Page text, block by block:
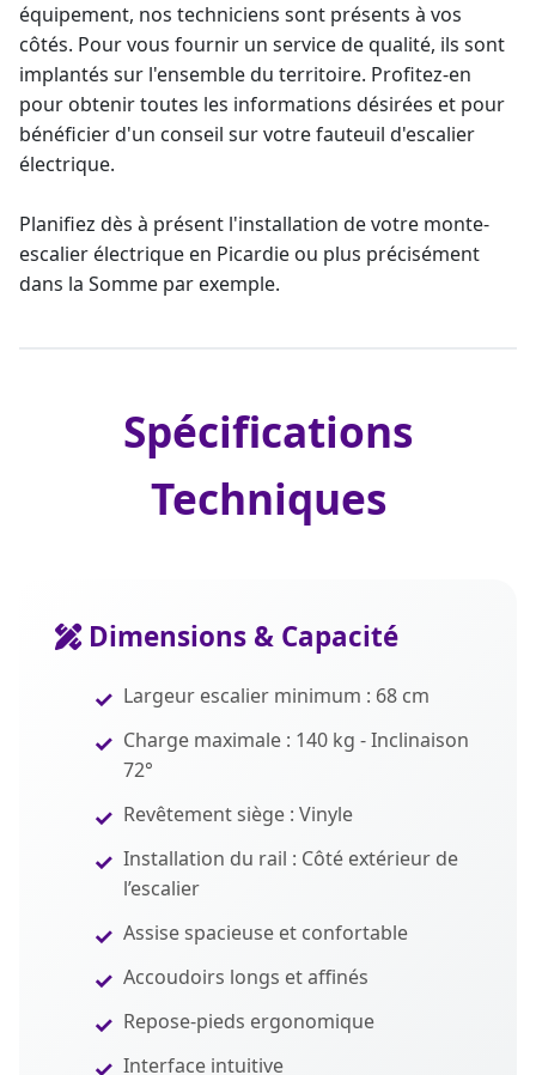
équipement, nos techniciens sont présents à vos
côtés. Pour vous fournir un service de qualité, ils sont
implantés sur l'ensemble du territoire. Profitez-en
pour obtenir toutes les informations désirées et pour
bénéficier d'un conseil sur votre fauteuil d'escalier
électrique.
Planifiez dès à présent l'installation de votre monte-
escalier électrique en Picardie ou plus précisément
dans la Somme par exemple.
Spécifications
Techniques
Dimensions & Capacité
Largeur escalier minimum : 68 cm
Charge maximale : 140 kg - Inclinaison
72°
Revêtement siège : Vinyle
Installation du rail : Côté extérieur de
l’escalier
Assise spacieuse et confortable
Accoudoirs longs et affinés
Repose-pieds ergonomique
Interface intuitive